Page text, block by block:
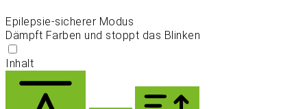
Epilepsie-sicherer Modus
Dämpft Farben und stoppt das Blinken
Inhalt